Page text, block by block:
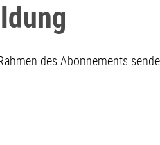
des Abonnements